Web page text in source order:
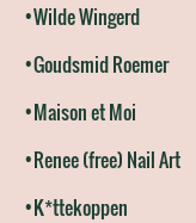
•Wilde Wingerd
•Goudsmid Roemer
•Maison et Moi
•Renee (free) Nail Art
•K*ttekoppen